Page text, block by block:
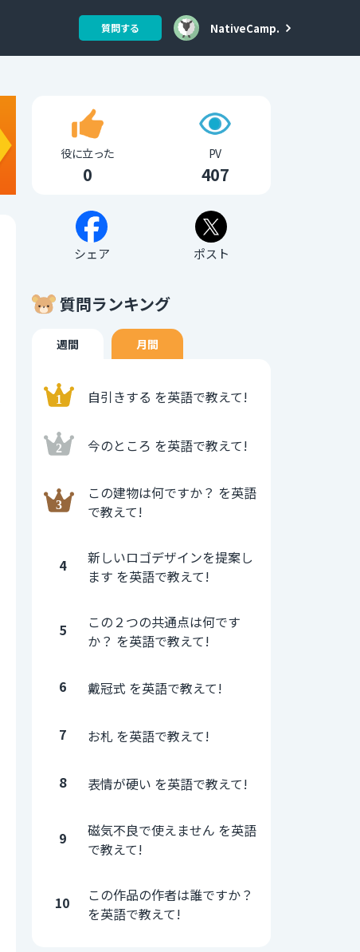
質問する NativeCamp.
役に立った
0
PV
407
シェア ポスト
質問ランキング
週間 月間
自引きする を英語で教えて!
今のところ を英語で教えて!
この建物は何ですか？ を英語
で教えて!
4
新しいロゴデザインを提案し
ます を英語で教えて!
5
この２つの共通点は何です
か？ を英語で教えて!
6 戴冠式 を英語で教えて!
7 お札 を英語で教えて!
8 表情が硬い を英語で教えて!
9
磁気不良で使えません を英語
で教えて!
10
この作品の作者は誰ですか？
を英語で教えて!